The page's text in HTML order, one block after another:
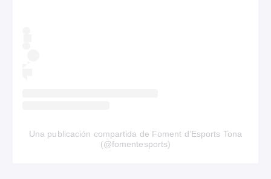
Una publicación compartida de Foment d’Esports Tona
(@fomentesports)